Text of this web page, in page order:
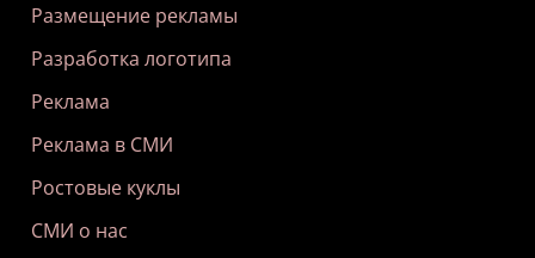
Размещение рекламы
Разработка логотипа
Реклама
Реклама в СМИ
Ростовые куклы
СМИ о нас